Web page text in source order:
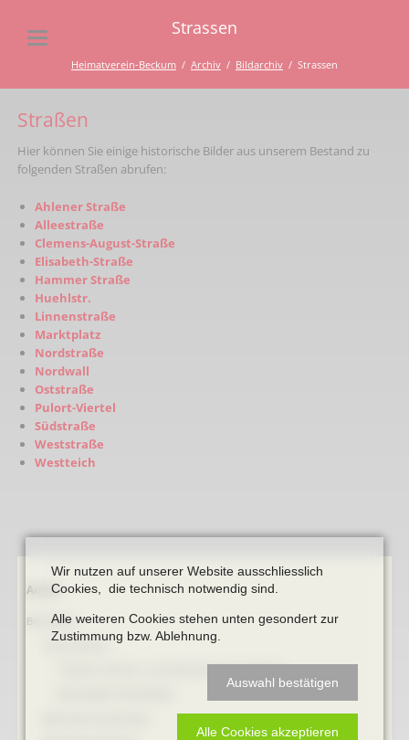
Strassen
Heimatverein-Beckum Archiv Bildarchiv Strassen
Straßen
Hier können Sie einige historische Bilder aus unserem Bestand zu
folgenden Straßen abrufen:
Ahlener Straße
Alleestraße
Clemens-August-Straße
Elisabeth-Straße
Hammer Straße
Huehlstr.
Linnenstraße
Marktplatz
Nordstraße
Nordwall
Oststraße
Pulort-Viertel
Südstraße
Weststraße
Westteich
Navigation
Archiv
Bibliothek
Wir nutzen auf unserer Website ausschliesslich
Cookies, die technisch notwendig sind.
Alle weiteren Cookies stehen unten gesondert zur
Zustimmung bzw. Ablehnung.
Auswahl bestätigen
Alle Cookies akzeptieren